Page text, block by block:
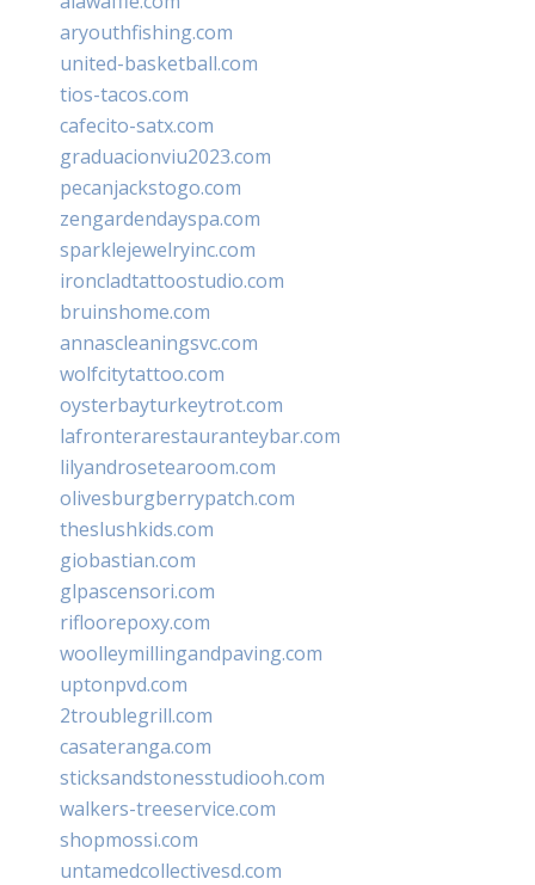
aryouthfishing.com
united-basketball.com
tios-tacos.com
cafecito-satx.com
graduacionviu2023.com
pecanjackstogo.com
zengardendayspa.com
sparklejewelryinc.com
ironcladtattoostudio.com
bruinshome.com
annascleaningsvc.com
wolfcitytattoo.com
oysterbayturkeytrot.com
lafronterarestauranteybar.com
lilyandrosetearoom.com
olivesburgberrypatch.com
theslushkids.com
giobastian.com
glpascensori.com
rifloorepoxy.com
woolleymillingandpaving.com
uptonpvd.com
2troublegrill.com
casateranga.com
sticksandstonesstudiooh.com
walkers-treeservice.com
shopmossi.com
untamedcollectivesd.com